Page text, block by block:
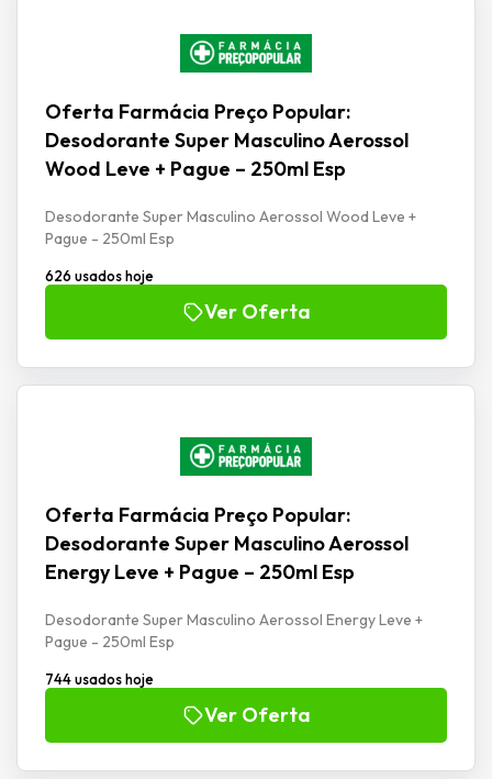
Oferta Farmácia Preço Popular:
Desodorante Super Masculino Aerossol
Wood Leve + Pague – 250ml Esp
Desodorante Super Masculino Aerossol Wood Leve +
Pague - 250ml Esp
626 usados hoje
Ver Oferta
Oferta Farmácia Preço Popular:
Desodorante Super Masculino Aerossol
Energy Leve + Pague – 250ml Esp
Desodorante Super Masculino Aerossol Energy Leve +
Pague - 250ml Esp
744 usados hoje
Ver Oferta